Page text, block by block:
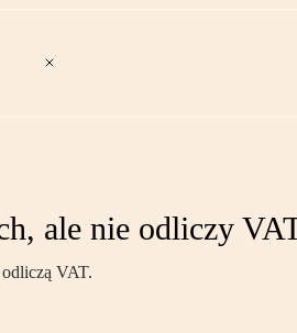
ale nie odliczy
VAT.